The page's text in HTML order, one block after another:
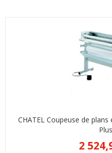
CHATEL Coupeuse de
2